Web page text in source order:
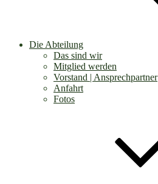
Die Abteilung
Das sind wir
Mitglied werden
Vorstand | Ansprechpartner
Anfahrt
Fotos